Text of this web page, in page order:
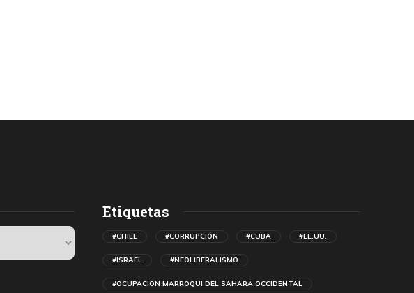
Etiquetas
#CHILE #CORRUPCIÓN #CUBA #EE.UU.
#ISRAEL #NEOLIBERALISMO
#OCUPACION MARROQUI DEL SAHARA OCCIDENTAL